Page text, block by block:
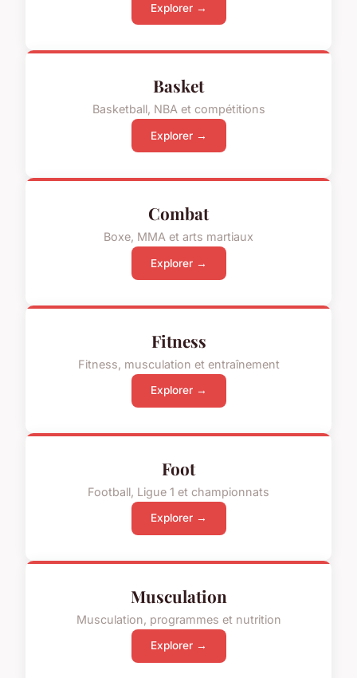
Explorer →
Basket
Basketball, NBA et compétitions
Explorer →
Combat
Boxe, MMA et arts martiaux
Explorer →
Fitness
Fitness, musculation et entraînement
Explorer →
Foot
Football, Ligue 1 et championnats
Explorer →
Musculation
Musculation, programmes et nutrition
Explorer →